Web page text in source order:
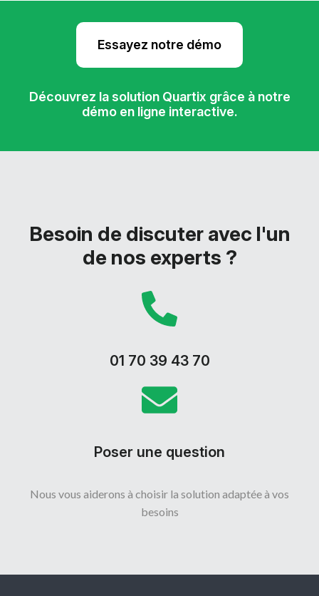
Essayez notre démo
Découvrez la solution Quartix grâce à notre
démo en ligne interactive.
Besoin de discuter avec l'un
de nos experts ?
01 70 39 43 70
Poser une question
Nous vous aiderons à choisir la solution adaptée à vos
besoins